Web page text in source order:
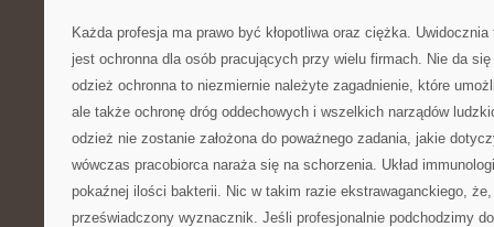
Każda profesja ma prawo być kłopotliwa oraz ciężka.
jest ochronna dla osób pracujących przy wielu firmach. Nie da
odzież ochronna to niezmiernie należyte zagadnienie, które
ale także ochronę dróg oddechowych i wszelkich narządów
odzież nie zostanie założona do poważnego zadania, jakie
wówczas pracobiorca naraża się na schorzenia. Układ
pokaźnej ilości bakterii. Nic w takim razie ekstrawaganckiego,
przeświadczony wyznacznik. Jeśli profesjonalnie podchodzimy